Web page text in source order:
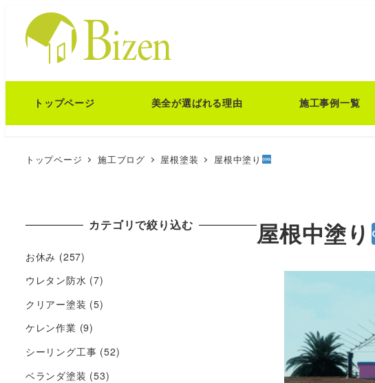
トップページ 美全が選ばれる理由 施工事例一覧
トップページ 施工ブログ 屋根塗装 屋根中塗り
屋根中塗り
カテゴリで絞り込む
お休み (257)
ウレタン防水 (7)
クリアー塗装 (5)
ケレン作業 (9)
シーリング工事 (52)
ベランダ塗装 (53)